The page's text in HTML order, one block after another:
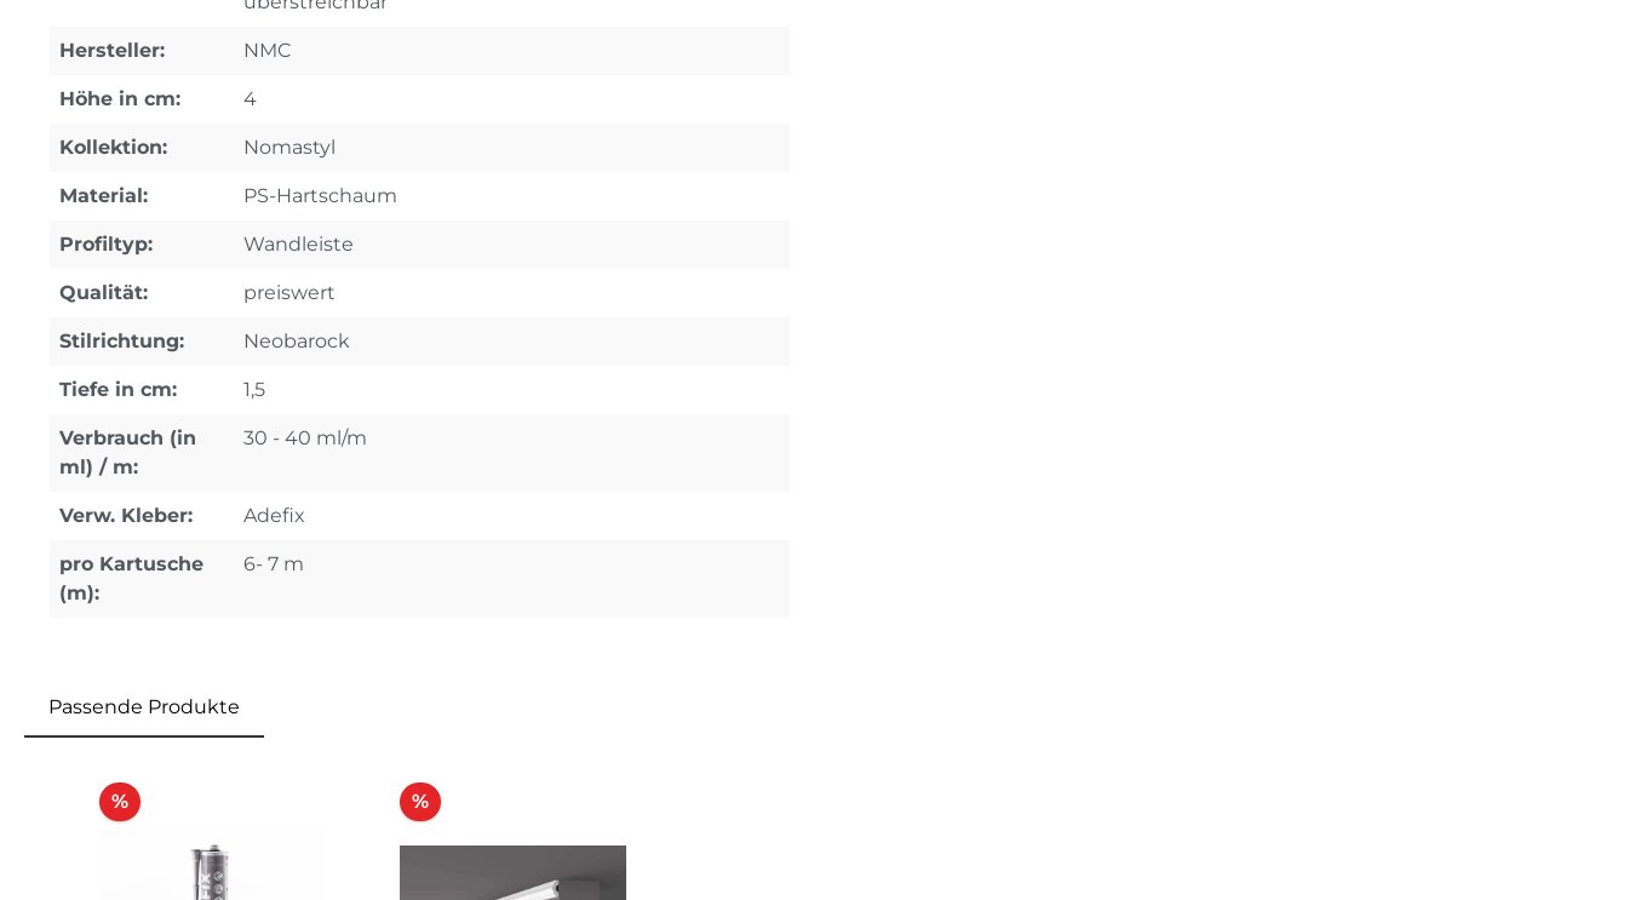
Hersteller: NMC
Höhe in cm: 4
Kollektion: Nomastyl
Material: PS-Hartschaum
Profiltyp: Wandleiste
Qualität: preiswert
Stilrichtung: Neobarock
Tiefe in cm: 1,5
Verbrauch (in
ml) / m:
30 - 40 ml/m
Verw. Kleber: Adefix
pro Kartusche
(m):
6- 7 m
Passende Produkte
%Rabatt %Rabatt